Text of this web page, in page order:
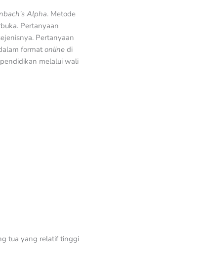
Alpha. Metode
Pertanyaan
Pertanyaan
formatonline di
melalui wali
tua yang relatif tinggi